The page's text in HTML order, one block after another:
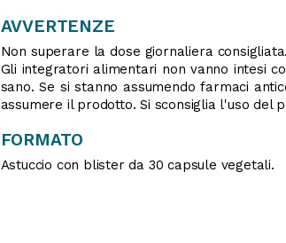
AVVERTENZE
Non superare la dose giornaliera
Gli integratori alimentari non vanno intesi
sano. Se si stanno assumendo farmaci
assumere il prodotto. Si sconsiglia l'uso
FORMATO
Astuccio con blister da 30 capsule vegetali.